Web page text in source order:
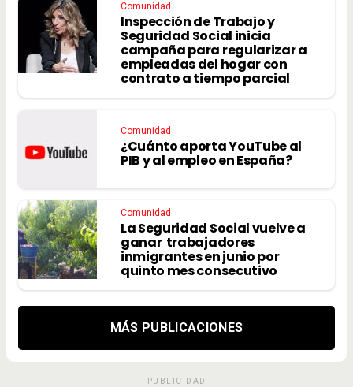
Comunidad
Inspección de Trabajo y
Seguridad Social inicia
campaña para regularizar a
empleadas del hogar con
contrato a tiempo parcial
Comunidad
¿Cuánto aporta YouTube al
PIB y al empleo en España?
Comunidad
La Seguridad Social vuelve a
ganar trabajadores
inmigrantes en junio por
quinto mes consecutivo
MÁS PUBLICACIONES
PUBLICIDAD